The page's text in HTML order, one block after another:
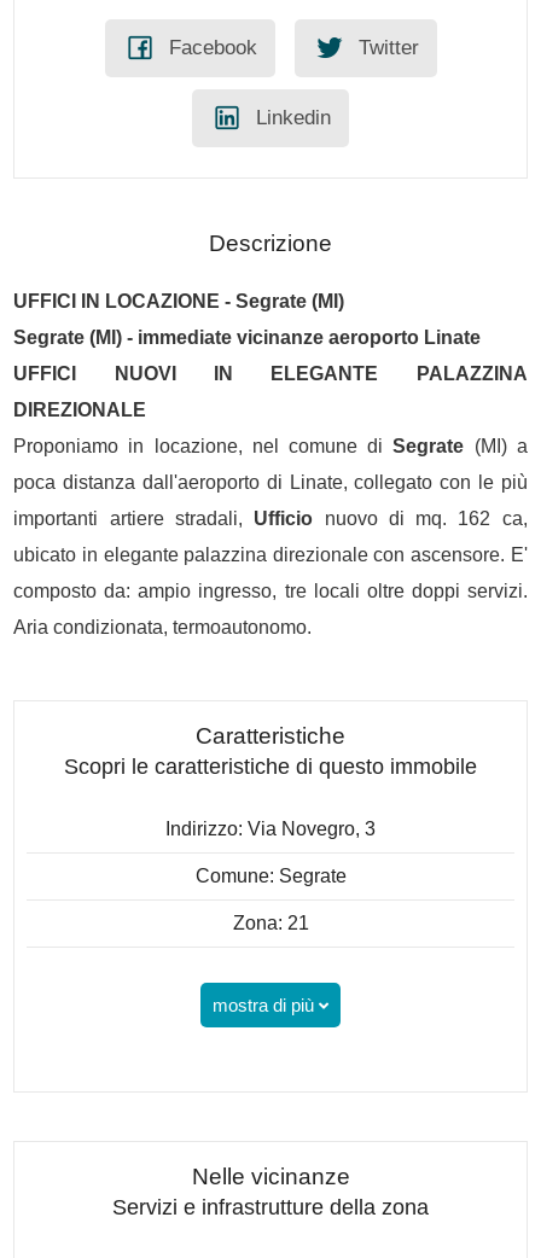
Facebook Twitter
Linkedin
Descrizione
UFFICI IN LOCAZIONE -Segrate (MI)
Segrate (MI) - immediate vicinanze aeroporto Linate
UFFICI NUOVI IN ELEGANTE PALAZZINA
DIREZIONALE
Proponiamo in locazione, nel comune diSegrate (MI) a
poca distanza dall'aeroporto di Linate, collegato con le più
importanti artiere stradali, Ufficio nuovo di mq. 162 ca,
ubicato in elegante palazzina direzionale con ascensore. E'
composto da: ampio ingresso, tre locali oltre doppi servizi.
Aria condizionata, termoautonomo.
Caratteristiche
Scopri le caratteristiche di questo immobile
Indirizzo: Via Novegro, 3
Comune: Segrate
Zona: 21
mostra di più
Nelle vicinanze
Servizi e infrastrutture della zona